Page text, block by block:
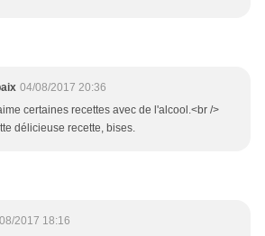
04/08/2017 20:36
certaines recettes avec de l'alcool.<br />
délicieuse recette, bises.
2017 18:16